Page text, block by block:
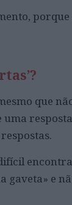
que
gaveta» e